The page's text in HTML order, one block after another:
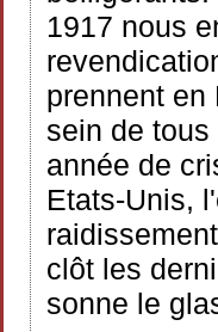
1917 nous
prennent en
sein de
année de
Etats-Unis,
clôt les
sonne le